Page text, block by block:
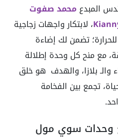
محمد صفوت
، لابتكار واجهات زجاجية
تضمن لك إضاءة
مع منح كل وحدة إطلالة
والـ بلازا، والهدف هو خلق
تجمع بين الفخامة
وحدات سوي مول